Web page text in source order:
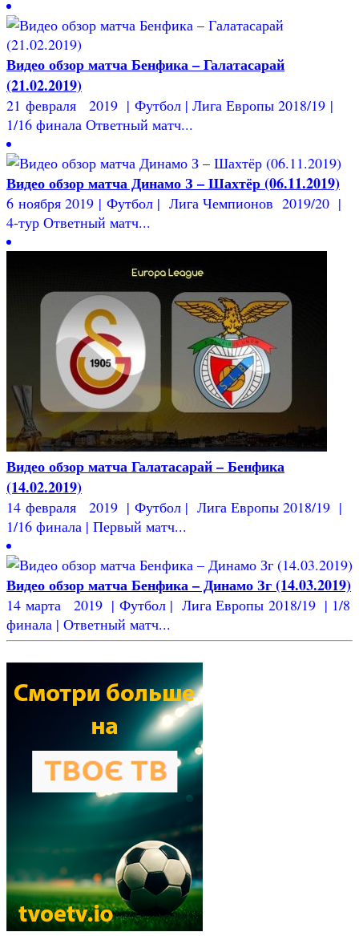
Видео обзор матча Бенфика – Галатасарай
(21.02.2019)
21 февраля 2019 | Футбол | Лига Европы 2018/19 |
1/16 финала Ответный матч...
Видео обзор матча Динамо З – Шахтёр (06.11.2019)
6 ноября 2019 | Футбол | Лига Чемпионов 2019/20 |
4-тур Ответный матч...
Видео обзор матча Галатасарай – Бенфика
(14.02.2019)
14 февраля 2019 | Футбол | Лига Европы 2018/19 |
1/16 финала | Первый матч...
Видео обзор матча Бенфика – Динамо Зг (14.03.2019)
14 марта 2019 | Футбол | Лига Европы 2018/19 | 1/8
финала | Ответный матч...